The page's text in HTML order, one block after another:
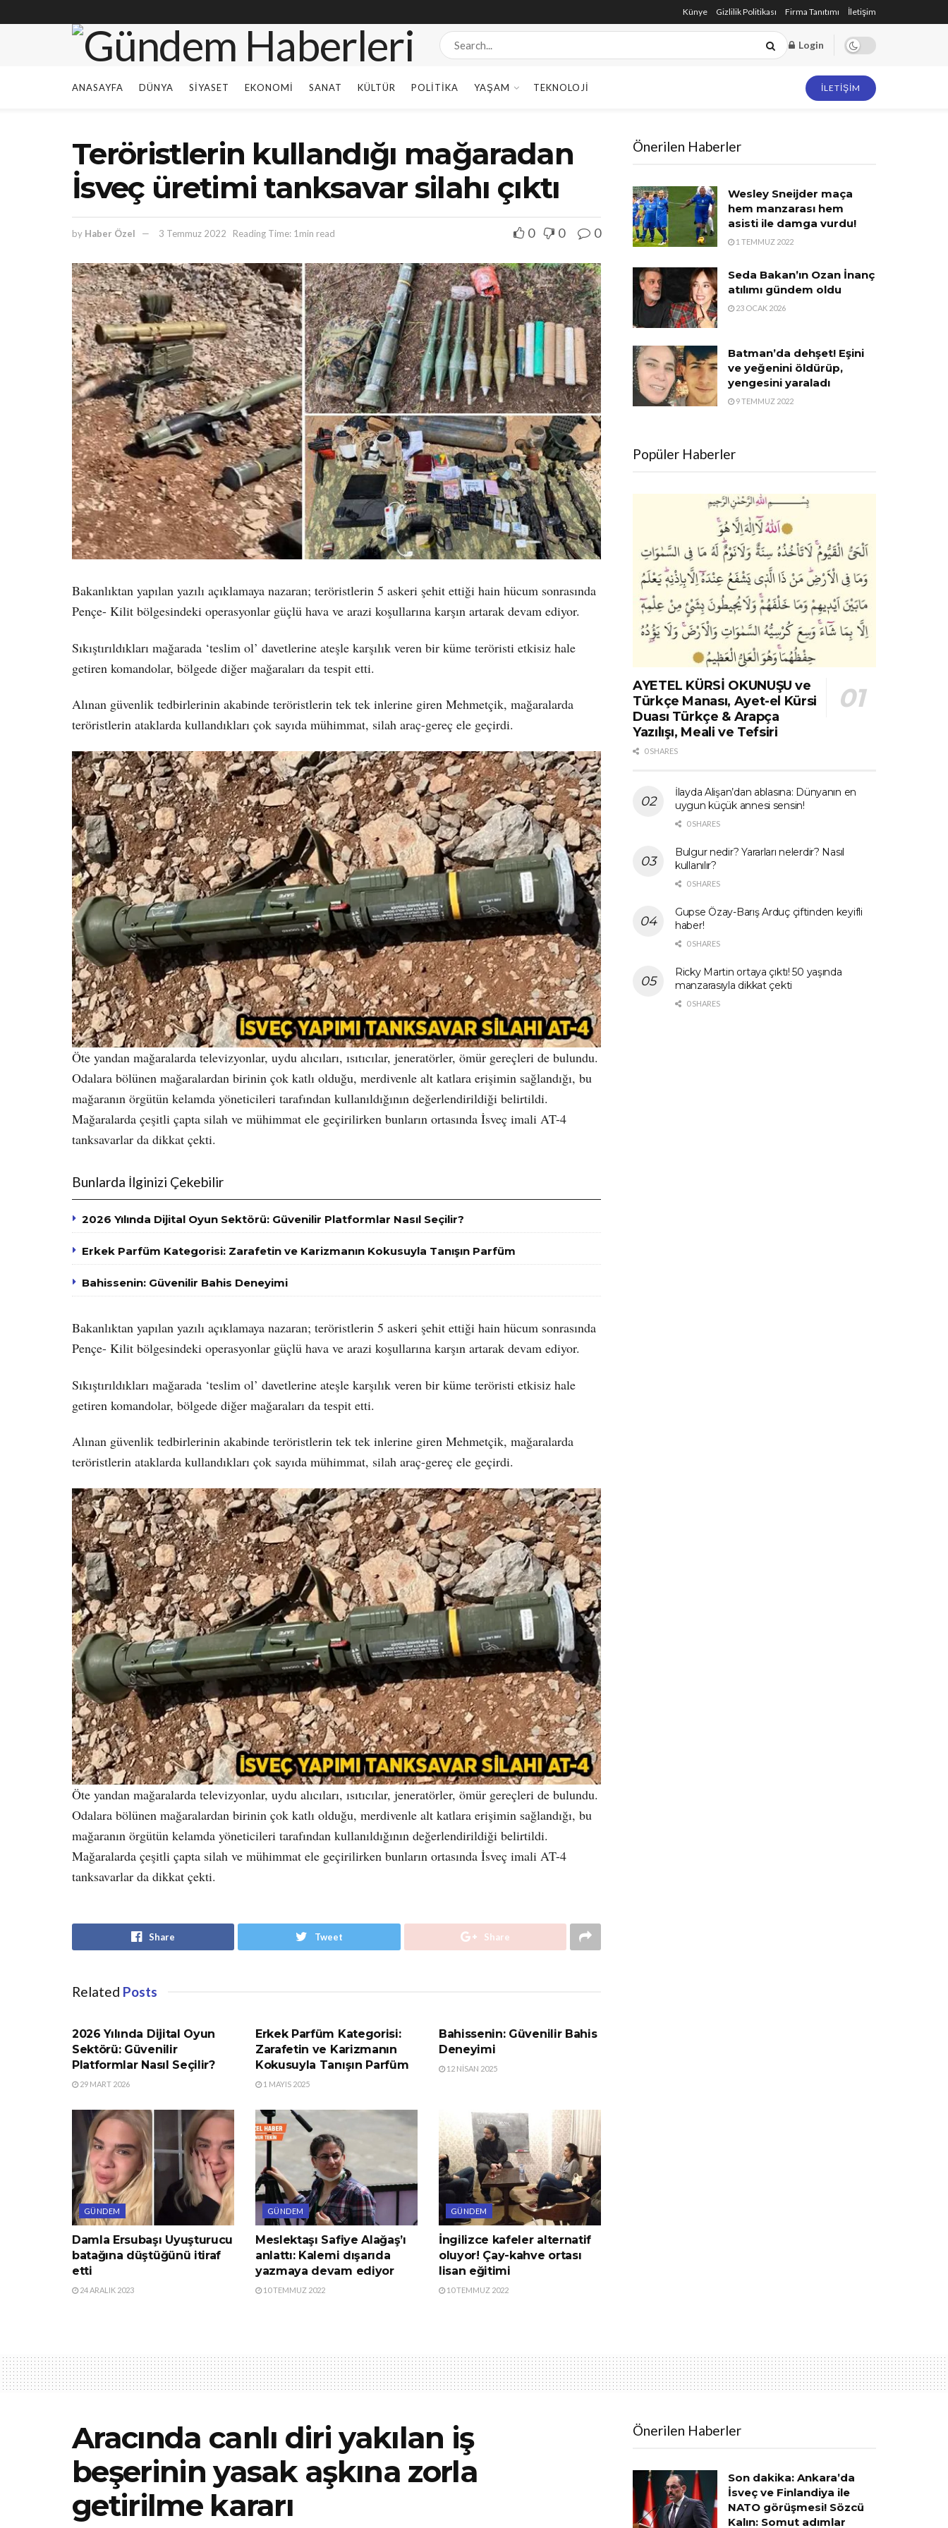
Künye Gizlilik Politikası Firma Tanıtımı İletişim
Login
ANASAYFA DÜNYA SIYASET EKONOMI SANAT KÜLTÜR POLITIKA YAŞAM TEKNOLOJI İLETIŞIM
Teröristlerin kullandığı mağaradan
İsveç üretimi tanksavar silahı çıktı
by Haber Özel 3 Temmuz 2022 Reading Time: 1min read 0 0 0
Bakanlıktan yapılan yazılı açıklamaya nazaran; teröristlerin 5 askeri şehit ettiği hain hücum sonrasında
Pençe- Kilit bölgesindeki operasyonlar güçlü hava ve arazi koşullarına karşın artarak devam ediyor.
Sıkıştırıldıkları mağarada ‘teslim ol’ davetlerine ateşle karşılık veren bir küme teröristi etkisiz hale
getiren komandolar, bölgede diğer mağaraları da tespit etti.
Alınan güvenlik tedbirlerinin akabinde teröristlerin tek tek inlerine giren Mehmetçik, mağaralarda
teröristlerin ataklarda kullandıkları çok sayıda mühimmat, silah araç-gereç ele geçirdi.
Öte yandan mağaralarda televizyonlar, uydu alıcıları, ısıtıcılar, jeneratörler, ömür gereçleri de bulundu.
Odalara bölünen mağaralardan birinin çok katlı olduğu, merdivenle alt katlara erişimin sağlandığı, bu
mağaranın örgütün kelamda yöneticileri tarafından kullanıldığının değerlendirildiği belirtildi.
Mağaralarda çeşitli çapta silah ve mühimmat ele geçirilirken bunların ortasında İsveç imali AT-4
tanksavarlar da dikkat çekti.
Bunlarda İlginizi Çekebilir
2026 Yılında Dijital Oyun Sektörü: Güvenilir Platformlar Nasıl Seçilir?
Erkek Parfüm Kategorisi: Zarafetin ve Karizmanın Kokusuyla Tanışın Parfüm
Bahissenin: Güvenilir Bahis Deneyimi
Bakanlıktan yapılan yazılı açıklamaya nazaran; teröristlerin 5 askeri şehit ettiği hain hücum sonrasında
Pençe- Kilit bölgesindeki operasyonlar güçlü hava ve arazi koşullarına karşın artarak devam ediyor.
Sıkıştırıldıkları mağarada ‘teslim ol’ davetlerine ateşle karşılık veren bir küme teröristi etkisiz hale
getiren komandolar, bölgede diğer mağaraları da tespit etti.
Alınan güvenlik tedbirlerinin akabinde teröristlerin tek tek inlerine giren Mehmetçik, mağaralarda
teröristlerin ataklarda kullandıkları çok sayıda mühimmat, silah araç-gereç ele geçirdi.
Öte yandan mağaralarda televizyonlar, uydu alıcıları, ısıtıcılar, jeneratörler, ömür gereçleri de bulundu.
Odalara bölünen mağaralardan birinin çok katlı olduğu, merdivenle alt katlara erişimin sağlandığı, bu
mağaranın örgütün kelamda yöneticileri tarafından kullanıldığının değerlendirildiği belirtildi.
Mağaralarda çeşitli çapta silah ve mühimmat ele geçirilirken bunların ortasında İsveç imali AT-4
tanksavarlar da dikkat çekti.
Share Tweet Share
Related Posts
2026 Yılında Dijital Oyun
Sektörü: Güvenilir
Platformlar Nasıl Seçilir?
29 MART 2026
Erkek Parfüm Kategorisi:
Zarafetin ve Karizmanın
Kokusuyla Tanışın Parfüm
1 MAYIS 2025
Bahissenin: Güvenilir Bahis
Deneyimi
12 NISAN 2025
GÜNDEM
Damla Ersubaşı Uyuşturucu
batağına düştüğünü itiraf
etti
24 ARALIK 2023
GÜNDEM
Meslektaşı Safiye Alağaş’ı
anlattı: Kalemi dışarıda
yazmaya devam ediyor
10 TEMMUZ 2022
GÜNDEM
İngilizce kafeler alternatif
oluyor! Çay-kahve ortası
lisan eğitimi
10 TEMMUZ 2022
Önerilen Haberler
Wesley Sneijder maça
hem manzarası hem
asisti ile damga vurdu!
1 TEMMUZ 2022
Seda Bakan’ın Ozan İnanç
atılımı gündem oldu
23 OCAK 2026
Batman’da dehşet! Eşini
ve yeğenini öldürüp,
yengesini yaraladı
9 TEMMUZ 2022
Popüler Haberler
AYETEL KÜRSİ OKUNUŞU ve
Türkçe Manası, Ayet-el Kürsi
Duası Türkçe & Arapça
Yazılışı, Meali ve Tefsiri
0 SHARES
İlayda Alişan’dan ablasına: Dünyanın en
uygun küçük annesi sensin!
0 SHARES
Bulgur nedir? Yararları nelerdir? Nasıl
kullanılır?
0 SHARES
Gupse Özay-Barış Arduç çiftinden keyifli
haber!
0 SHARES
Ricky Martin ortaya çıktı! 50 yaşında
manzarasıyla dikkat çekti
0 SHARES
Aracında canlı diri yakılan iş
beşerinin yasak aşkına zorla
getirilme kararı
Önerilen Haberler
Son dakika: Ankara’da
İsveç ve Finlandiya ile
NATO görüşmesi! Sözcü
Kalın: Somut adımlar